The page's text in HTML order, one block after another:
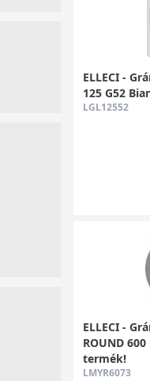
ELLECI -
125 G52
LGL12552
ELLECI -
ROUND
termék!
LMYR6073